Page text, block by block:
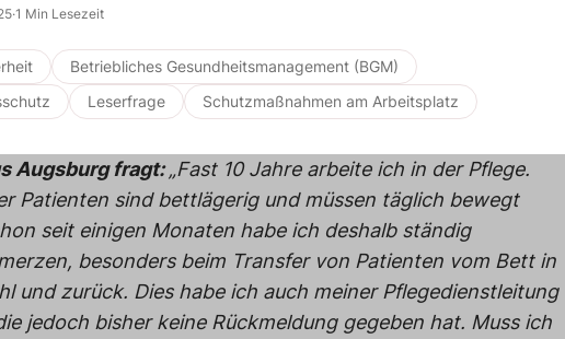
·1 Min Lesezeit
Betriebliches Gesundheitsmanagement (BGM)
Leserfrage Schutzmaßnahmen am Arbeitsplatz
Augsburg fragt:„Fast 10 Jahre arbeite ich in der Pflege.
Patienten sind bettlägerig und müssen täglich bewegt
seit einigen Monaten habe ich deshalb ständig
besonders beim Transfer von Patienten vom Bett in
und zurück. Dies habe ich auch meiner Pflegedienstleitung
jedoch bisher keine Rückmeldung gegeben hat. Muss ich